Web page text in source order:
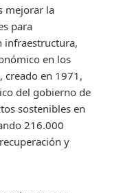
mejorar la
para
infraestructura,
en los
creado en 1971,
del gobierno de
sostenibles en
216.000
y